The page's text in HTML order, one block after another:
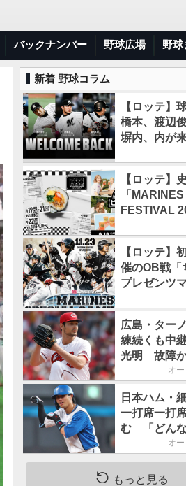
バックナンバー 野球広場 野球
新着 野球コラム
【ロッテ】
橋本、渡辺
塀内、内が
解説も／9
【ロッテ】
「
FESTIVAL
弾「
日／初日は
デー
【ロッテ】
催のOB戦「
プレゼンツ
スペシャル
催
広島・ター
練続くも中
光明 故障
期す／助っ
オ
日本ハム・
一打席一打
む 「どん
か意味のあ
く！
オ
もっと見る